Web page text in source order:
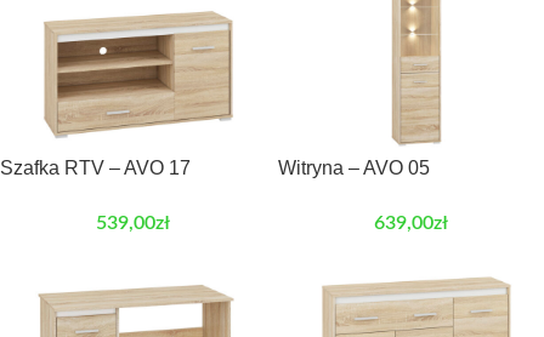
Szafka RTV – AVO 17
539,00zł
Witryna – AVO 05
639,00zł